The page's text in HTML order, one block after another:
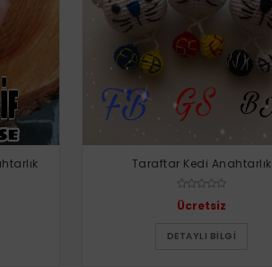
Taraftar Kedi Anahtarlık
Ücretsiz
DETAYLI BILGI